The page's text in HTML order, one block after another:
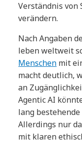
Verständnis von
verändern.
Nach Angaben
leben weltweit
Menschen mit
macht deutlich,
an
Agentic AI
lang
Allerdings nur
mit klaren